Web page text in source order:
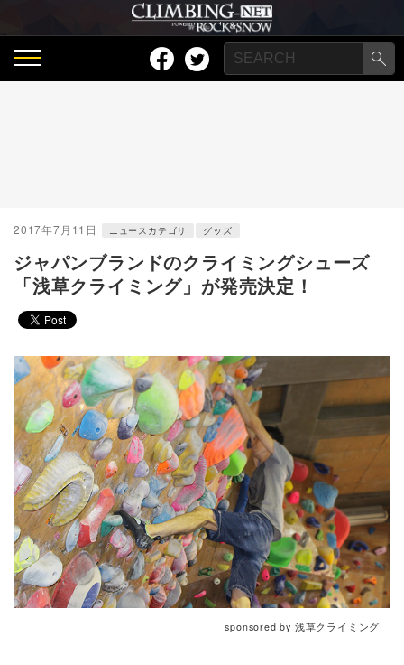
2017年7月11日 ニュースカテゴリ グッズ
ジャパンブランドのクライミングシューズ
「浅草クライミング」が発売決定！
sponsored by 浅草クライミング